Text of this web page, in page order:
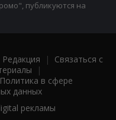
публикуются на
Редакция | Связаться с
|
Политика в сфере
данных
рекламы